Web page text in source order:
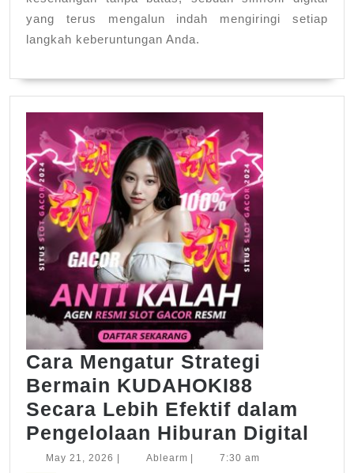
yang terus mengalun indah mengiringi setiap
langkah keberuntungan Anda.
Cara Mengatur Strategi
Bermain KUDAHOKI88
Secara Lebih Efektif dalam
Pengelolaan Hiburan Digital
May 21, 2026 May
AblearmAblearm7:30 am